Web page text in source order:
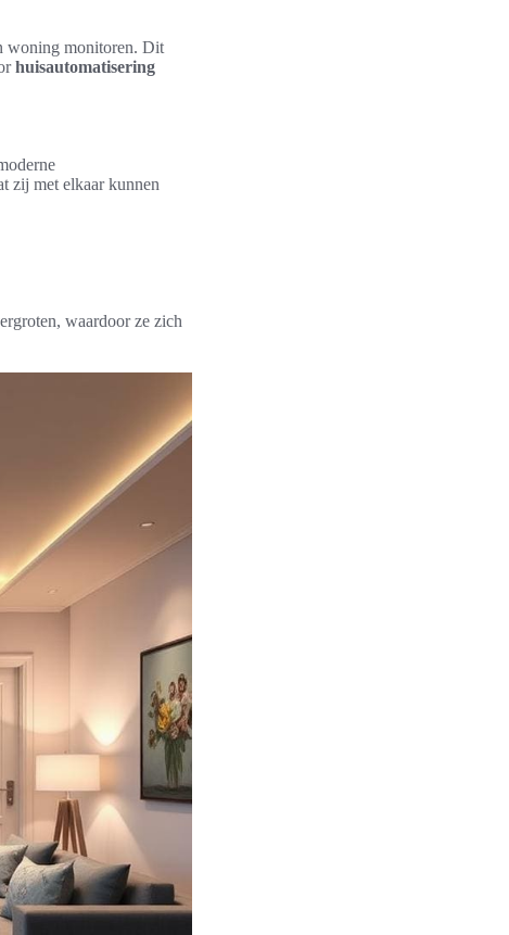
woning monitoren. Dit
huisautomatisering
zij met elkaar kunnen
waardoor ze zich